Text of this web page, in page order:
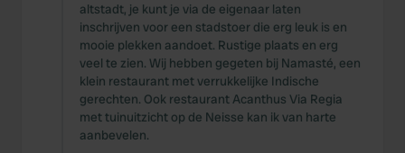
altstadt, je kunt je via de eigenaar laten
inschrijven voor een stadstoer die erg leuk is en
mooie plekken aandoet. Rustige plaats en erg
veel te zien. Wij hebben gegeten bij Namasté, een
klein restaurant met verrukkelijke Indische
gerechten. Ook restaurant Acanthus Via Regia
met tuinuitzicht op de Neisse kan ik van harte
aanbevelen.